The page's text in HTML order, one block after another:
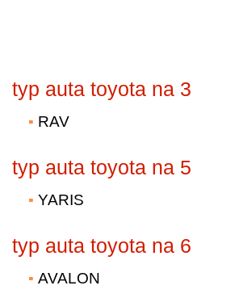
typ auta toyota na 3
RAV
typ auta toyota na 5
YARIS
typ auta toyota na 6
AVALON